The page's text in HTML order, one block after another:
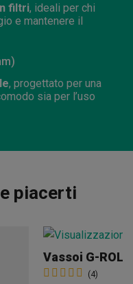
filtri, ideali per chi
e mantenere il
, progettato per una
sia per l’uso
piacerti
Vassoi G-
(4)